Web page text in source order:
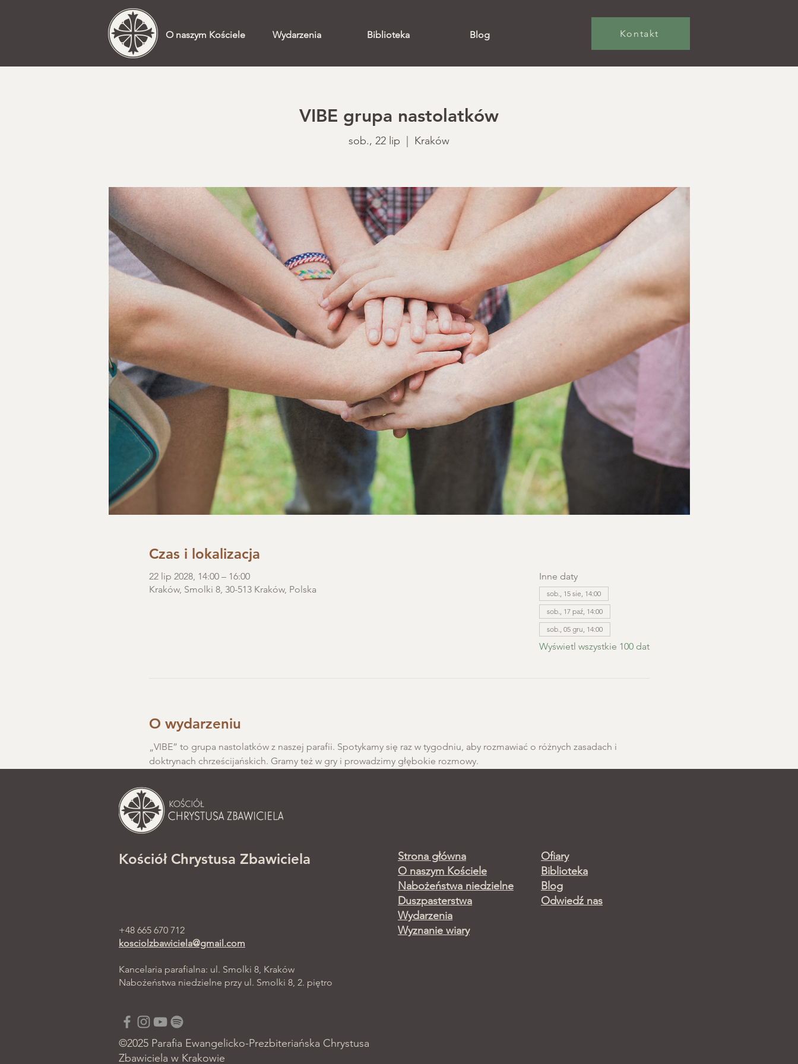
O naszym Kościele Wydarzenia Biblioteka Blog Kontakt
VIBE grupa nastolatków
sob., 22 lip Kraków
Czas i lokalizacja
22 lip 2028, 14:00 – 16:00
Kraków, Smolki 8, 30-513 Kraków, Polska
Inne daty
sob., 15 sie, 14:00
sob., 17 paź, 14:00
sob., 05 gru, 14:00
Wyświetl wszystkie 100 dat
O wydarzeniu
„VIBE” to grupa nastolatków z naszej parafii. Spotykamy się raz w tygodniu, aby rozmawiać o różnych zasadach i
doktrynach chrześcijańskich. Gramy też w gry i prowadzimy głębokie rozmowy.
Kościół Chrystusa Zbawiciela
+48 665 670 712
kosciolzbawiciela@gmail.com
Kancelaria parafialna: ul. Smolki 8, Kraków
Nabożeństwa niedzielne przy ul. Smolki 8, 2. piętro
Strona główna
O naszym Kościele
Nabożeństwa niedzielne
Duszpasterstwa
Wydarzenia
Wyznanie wiary
Ofiary
Biblioteka
Blog
Odwiedź nas
©2025 Parafia Ewangelicko-Prezbiteriańska Chrystusa
Zbawiciela w Krakowie